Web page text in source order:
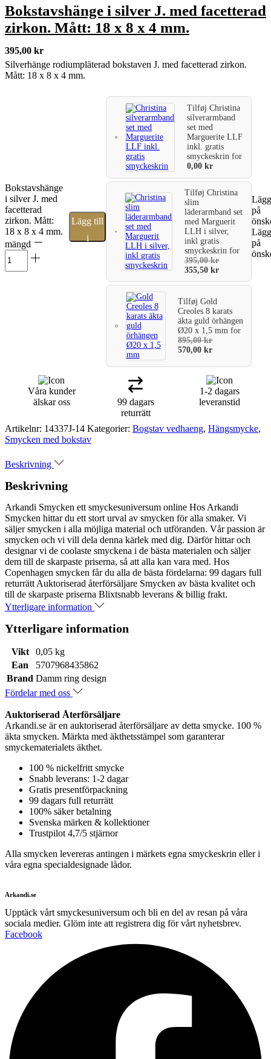
Bokstavshänge i silver J. med facetterad
zirkon. Mått: 18 x 8 x 4 mm.
395,00 kr
Silverhänge rodiumpläterad bokstaven J. med facetterad zirkon.
Mått: 18 x 8 x 4 mm.
Bokstavshänge
i silver J. med
facetterad
zirkon. Mått:
18 x 8 x 4 mm.
mängd
Lägg till
i
TilføjChristina
silverarmband
set med
Marguerite LLF
inkl. gratis
smyckeskrinfor
0,00kr
TilføjChristina
slim
läderarmband set
med Marguerit
LLH i silver,
inkl gratis
smyckeskrinfor
395,00kr
355,50kr
TilføjGold
Creoles 8 karats
äkta guld örhängen
Ø20 x 1,5 mmfor
895,00kr
570,00kr
på
på
Våra kunder
älskar oss
99 dagars
returrätt
1-2 dagars
leveranstid
Artikelnr: 14337J-14 Kategorier: Bogstav vedhaeng, Hängsmycke,
Smycken med bokstav
Beskrivning
Beskrivning
Arkandi Smycken ett smyckesuniversum online Hos Arkandi
Smycken hittar du ett stort urval av smycken för alla smaker. Vi
säljer smycken i alla möjliga material och utföranden. Vår passion är
smycken och vi vill dela denna kärlek med dig. Därför hittar och
designar vi de coolaste smyckena i de bästa materialen och säljer
dem till de skarpaste priserna, så att alla kan vara med. Hos
Copenhagen smycken får du alla de bästa fördelarna: 99 dagars full
returrätt Auktoriserad återförsäljare Smycken av bästa kvalitet och
till de skarpaste priserna Blixtsnabb leverans & billig frakt.
Ytterligare information
Ytterligare information
Vikt
0,05 kg
Ean
5707968435862
Brand Damm ring design
Fördelar med oss
Auktoriserad Återförsäljare
Arkandi.se är en auktoriserad återförsäljare av detta smycke. 100 %
äkta smycken. Märkta med äkthetsstämpel som garanterar
smyckematerialets äkthet.
100 % nickelfritt smycke
Snabb leverans: 1-2 dagar
Gratis presentförpackning
99 dagars full returrätt
100% säker betalning
Svenska märken & kollektioner
Trustpilot 4,7/5 stjärnor
Alla smycken levereras antingen i märkets egna smyckeskrin eller i
våra egna specialdesignade lådor.
Arkandi.se
Upptäck vårt smyckesuniversum och bli en del av resan på våra
sociala medier. Glöm inte att registrera dig för vårt nyhetsbrev.
Facebook